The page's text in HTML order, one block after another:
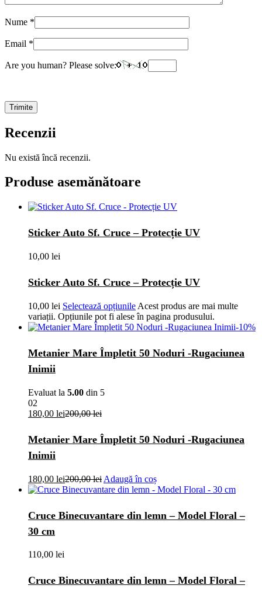
Nume *
Email *
Are you human? Please solve:
Recenzii
Nu există încă recenzii.
Produse asemănătoare
Sticker Auto Sf. Cruce – Protecție UV
10,00 lei
Sticker Auto Sf. Cruce – Protecție UV
10,00 lei Selectează opțiunile Acest produs are mai multe
variații. Opțiunile pot fi alese în pagina produsului.
-10%
Metanier Mare Împletit 50 Noduri -Rugaciunea
Inimii
Evaluat la 5.00 din 5
02
180,00 lei200,00lei
Metanier Mare Împletit 50 Noduri -Rugaciunea
Inimii
180,00 lei200,00lei Adaugă în coș
Cruce Binecuvantare din lemn – Model Floral –
30 cm
110,00 lei
Cruce Binecuvantare din lemn – Model Floral –